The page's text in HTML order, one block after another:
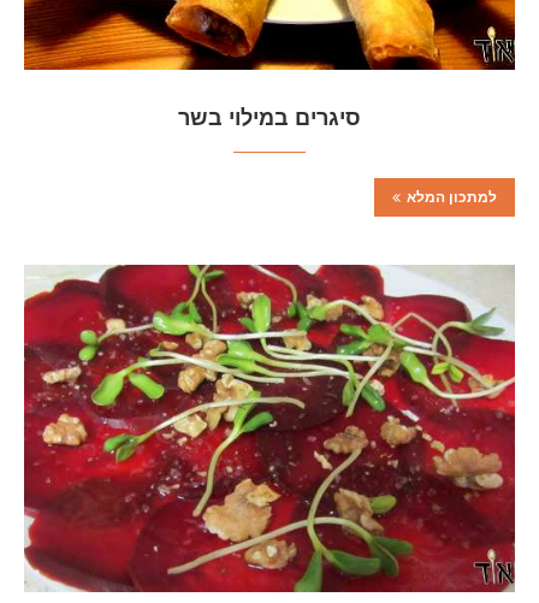
סיגרים במילוי בשר
למתכון המלא